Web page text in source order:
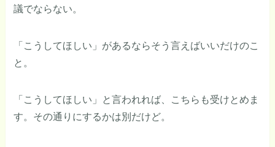
議でならない。
「こうしてほしい」があるならそう言えばいいだけのこ
と。
「こうしてほしい」と言われれば、こちらも受けとめま
す。その通りにするかは別だけど。